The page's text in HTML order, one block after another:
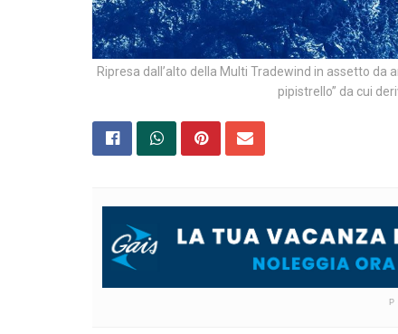
Ripresa dall’alto della Multi Tradewind in assetto da
pipistrello” da cui